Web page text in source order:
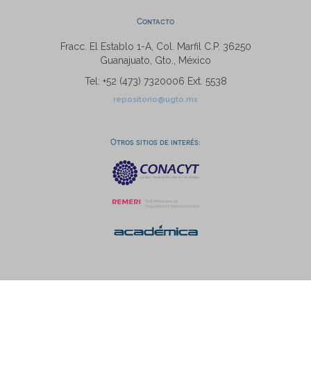
Contacto
Fracc. El Establo 1-A, Col. Marfil C.P. 36250
Guanajuato, Gto., México
Tel: +52 (473) 7320006 Ext. 5538
repositorio@ugto.mx
Otros sitios de interés: